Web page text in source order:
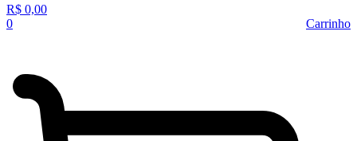
R$ 0,00
0
Carrinho